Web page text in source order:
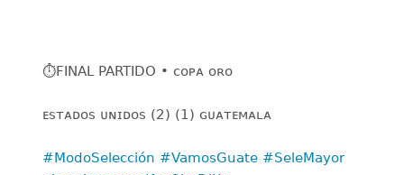
⏱️FINAL PARTIDO • ᴄᴏᴘᴀ ᴏʀᴏ
ᴇꜱᴛᴀᴅᴏꜱ ᴜɴɪᴅᴏꜱ (2) (1) ɢᴜᴀᴛᴇᴍᴀʟᴀ
#ModoSelección #VamosGuate #SeleMayor